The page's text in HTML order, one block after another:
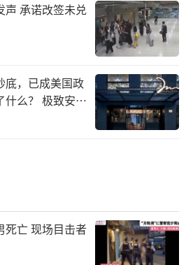
声 承诺改签未兑
底，已成美国政
什么？ 极致安全
死亡 现场目击者